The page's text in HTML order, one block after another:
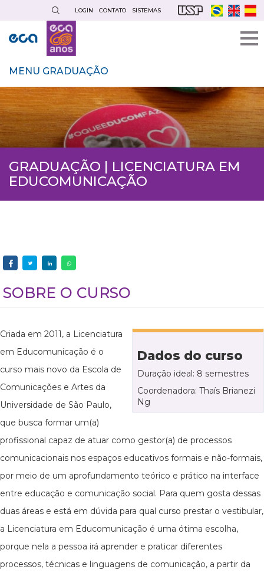
conteúdo
LOGIN CONTATO SISTEMAS
MENU GRADUAÇÃO
GRADUAÇÃO | LICENCIATURA EM
EDUCOMUNICAÇÃO
SOBRE O CURSO
Dados do curso
Duração ideal: 8 semestres
Coordenadora: Thaís Brianezi
Ng
Criada em 2011, a Licenciatura
em Educomunicação é o
curso mais novo da Escola de
Comunicações e Artes da
Universidade de São Paulo,
que busca formar um(a)
profissional capaz de atuar como gestor(a) de processos
comunicacionais nos espaços educativos formais e não-formais,
por meio de um aprofundamento teórico e prático na interface
entre educação e comunicação social. Para quem gosta dessas
duas áreas e está em dúvida para qual curso prestar o vestibular,
a Licenciatura em Educomunicação é uma ótima escolha,
porque nela a pessoa irá aprender e praticar diferentes
processos, técnicas e linguagens de comunicação, a partir da